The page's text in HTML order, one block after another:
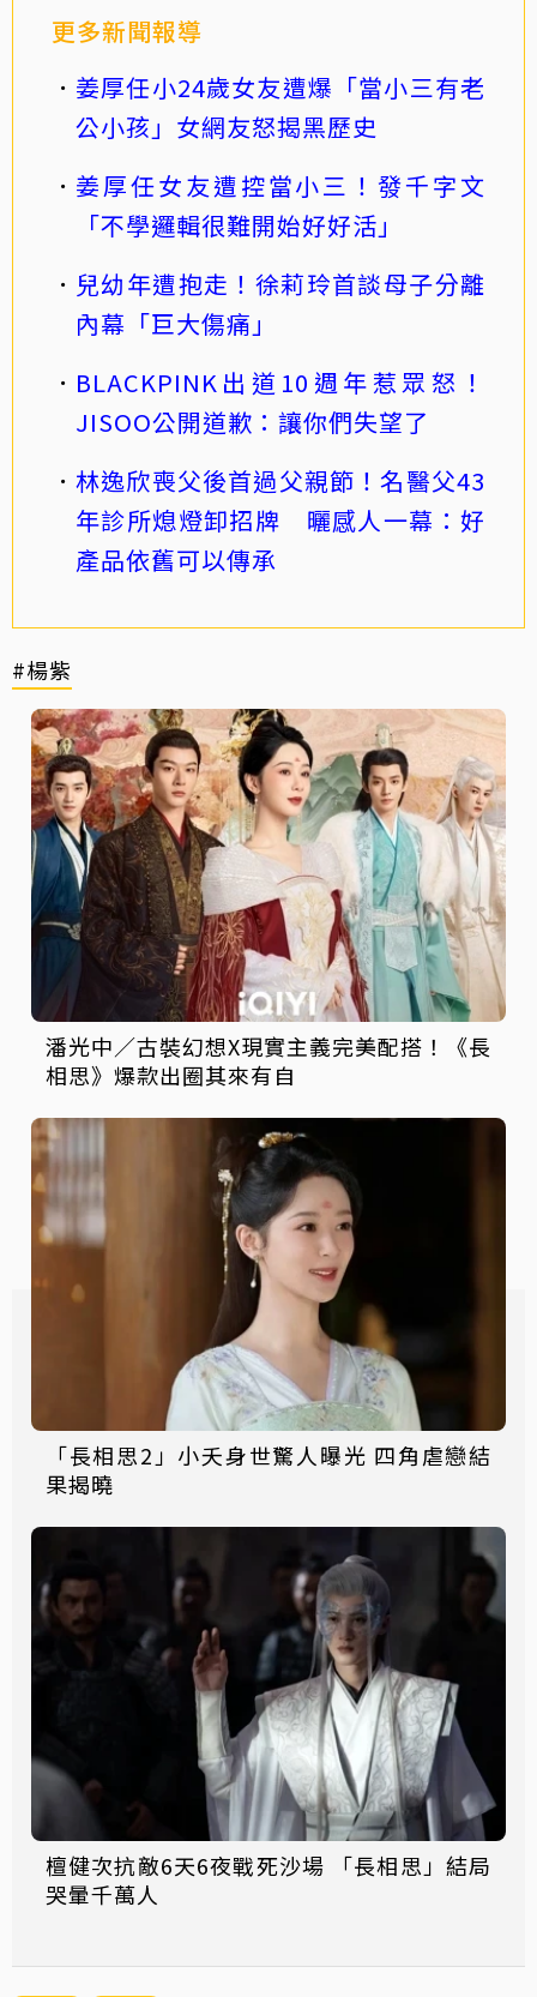
更多新聞報導
姜厚任小24歲女友遭爆「當小三有老
公小孩」女網友怒揭黑歷史
姜厚任女友遭控當小三！發千字文
「不學邏輯很難開始好好活」
兒幼年遭抱走！徐莉玲首談母子分離
內幕「巨大傷痛」
BLACKPINK出道10週年惹眾怒！
JISOO公開道歉：讓你們失望了
林逸欣喪父後首過父親節！名醫父43
年診所熄燈卸招牌 曬感人一幕：好
產品依舊可以傳承
#楊紫
潘光中／古裝幻想X現實主義完美配搭！《長
相思》爆款出圈其來有自
「長相思2」小夭身世驚人曝光 四角虐戀結
果揭曉
檀健次抗敵6天6夜戰死沙場 「長相思」結局
哭暈千萬人